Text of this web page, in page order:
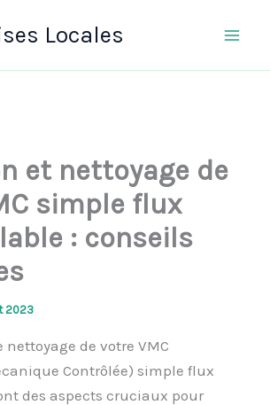
Locales
et nettoyage de
simple flux
: conseils
2023
nettoyage de votre VMC
Contrôlée) simple flux
des aspects cruciaux pour